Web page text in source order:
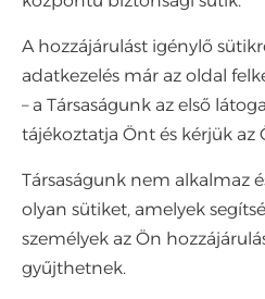
A hozzájárulást igénylő
adatkezelés már az oldal
– a Társaságunk az első
tájékoztatja Önt és kérjük az
Társaságunk nem alkalmaz
olyan sütiket, amelyek
személyek az Ön
gyűjthetnek.